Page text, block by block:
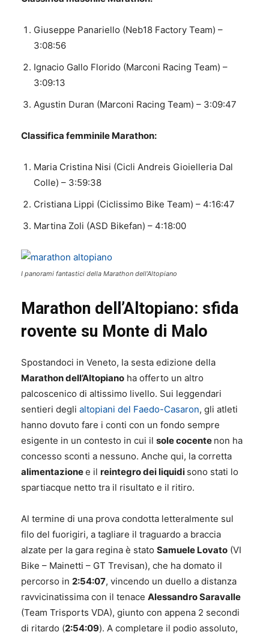
Giuseppe Panariello (Neb18 Factory Team) –
3:08:56
Ignacio Gallo Florido (Marconi Racing Team) –
3:09:13
Agustin Duran (Marconi Racing Team) – 3:09:47
Classifica femminile Marathon:
Maria Cristina Nisi (Cicli Andreis Gioielleria Dal
Colle) – 3:59:38
Cristiana Lippi (Ciclissimo Bike Team) – 4:16:47
Martina Zoli (ASD Bikefan) – 4:18:00
I panorami fantastici della Marathon dell’Altopiano
Marathon dell’Altopiano: sfida
rovente su Monte di Malo
Spostandoci in Veneto, la sesta edizione della
Marathon dell’Altopiano ha offerto un altro
palcoscenico di altissimo livello. Sui leggendari
sentieri degli altopiani del Faedo-Casaron, gli atleti
hanno dovuto fare i conti con un fondo sempre
esigente in un contesto in cui il sole cocente non ha
concesso sconti a nessuno. Anche qui, la corretta
alimentazionee il reintegro dei liquidi sono stati lo
spartiacque netto tra il risultato e il ritiro.
Al termine di una prova condotta letteralmente sul
filo del fuorigiri, a tagliare il traguardo a braccia
alzate per la gara regina è stato Samuele Lovato (VI
Bike – Mainetti – GT Trevisan), che ha domato il
percorso in 2:54:07, vincendo un duello a distanza
ravvicinatissima con il tenace Alessandro Saravalle
(Team Trisports VDA), giunto con appena 2 secondi
di ritardo (2:54:09). A completare il podio assoluto,